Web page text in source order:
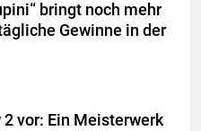
bringt noch mehr
Gewinne in der
vor: Ein Meisterwerk